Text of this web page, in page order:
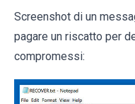
Screenshot di un
pagare un riscatto per
compromessi: